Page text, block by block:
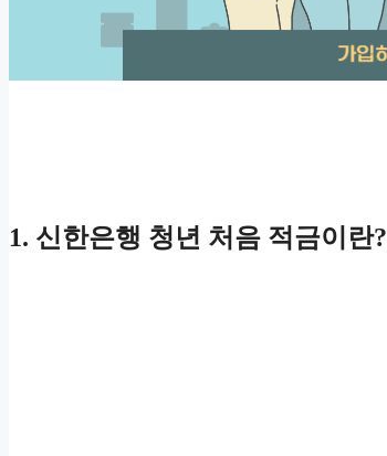
1. 신한은행 청년 처음 적금이란?